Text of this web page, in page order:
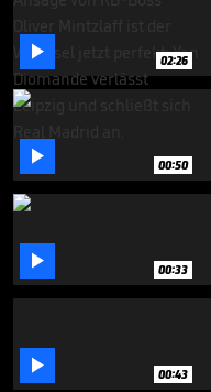
 02:26
 00:50
 00:33
 00:43